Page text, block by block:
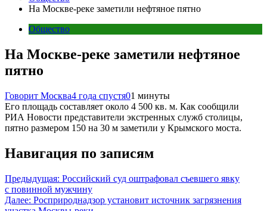
На Москве-реке заметили нефтяное пятно
Общество
На Москве-реке заметили нефтяное
пятно
Говорит Москва4 года спустя01 минуты
Его площадь составляет около 4 500 кв. м. Как сообщили
РИА Новости представители экстренных служб столицы,
пятно размером 150 на 30 м заметили у Крымского моста.
Навигация по записям
Предыдущая: Российский суд оштрафовал съевшего явку
с повинной мужчину
Далее: Росприроднадзор установит источник загрязнения